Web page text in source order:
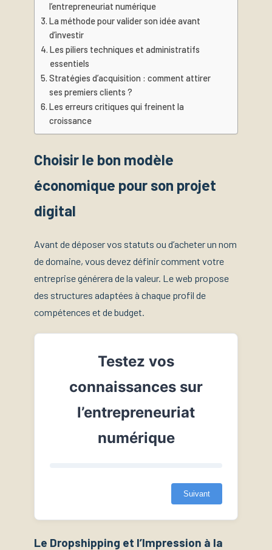
l’entrepreneuriat numérique
La méthode pour valider son idée avant
d’investir
Les piliers techniques et administratifs
essentiels
Stratégies d’acquisition : comment attirer
ses premiers clients ?
Les erreurs critiques qui freinent la
croissance
Choisir le bon modèle
économique pour son projet
digital
Avant de déposer vos statuts ou d’acheter un nom
de domaine, vous devez définir comment votre
entreprise générera de la valeur. Le web propose
des structures adaptées à chaque profil de
compétences et de budget.
Testez vos
connaissances sur
l’entrepreneuriat
numérique
Suivant
Le Dropshipping et l’Impression à la